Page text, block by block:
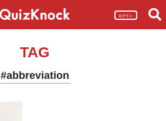
ログイン
TAG
#abbreviation